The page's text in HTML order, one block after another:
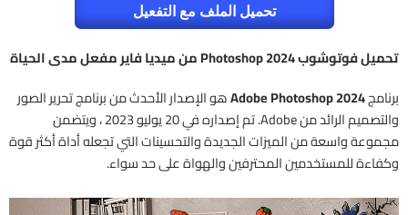
تحميل الملف مع التفعيل
تحميل فوتوشوب 2024 Photoshop من ميديا فاير مفعل مدى الحياة
برنامجAdobe Photoshop 2024هو الإصدار الأحدث من برنامج تحرير الصور
والتصميم الرائد من Adobe. تم إصداره في 20 يوليو 2023 ، ويتضمن
مجموعة واسعة من الميزات الجديدة والتحسينات التي تجعله أداة أكثر قوة
وكفاءة للمستخدمين المحترفين والهواة على حد سواء.